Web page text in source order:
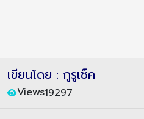
เขียนโดย : กูรูเช็ค
Views19297